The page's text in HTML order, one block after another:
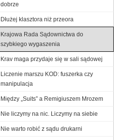
dobrze
Dłużej klasztora niż przeora
Krajowa Rada Sądownictwa do
szybkiego wygaszenia
Krav maga przydaje się w sali sądowej
Liczenie marszu KOD: fuszerka czy
manipulacja
Między „Suits” a Remigiuszem Mrozem
Nie liczymy na nic. Liczymy na siebie
Nie warto robić z sądu drukarni